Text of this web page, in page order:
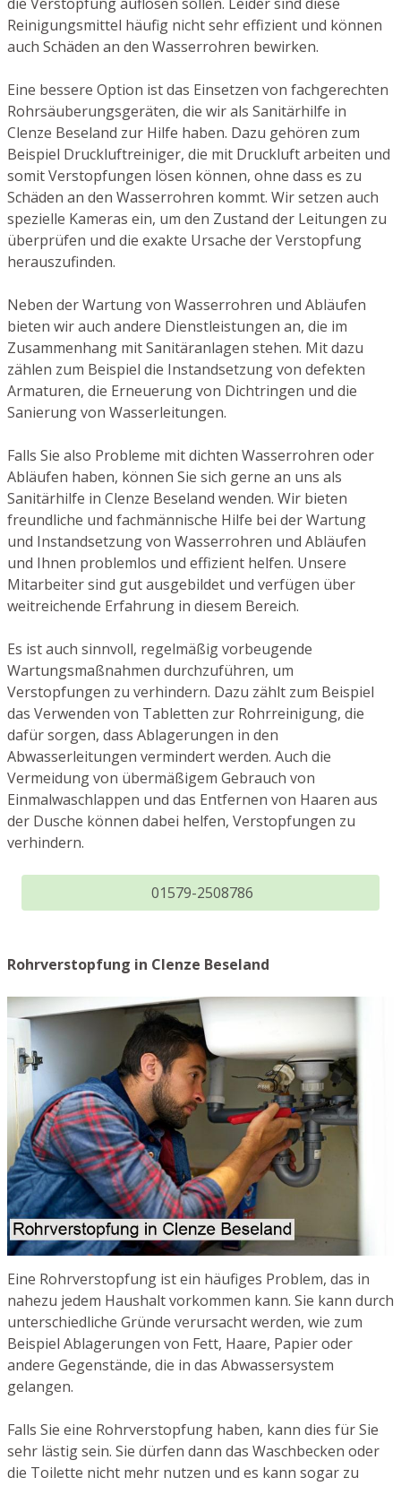
Reinigungsmittel häufig nicht sehr effizient und können
auch Schäden an den Wasserrohren bewirken.
Eine bessere Option ist das Einsetzen von fachgerechten
Rohrsäuberungsgeräten, die wir als Sanitärhilfe in
Clenze Beseland zur Hilfe haben. Dazu gehören zum
Beispiel Druckluftreiniger, die mit Druckluft arbeiten und
somit Verstopfungen lösen können, ohne dass es zu
Schäden an den Wasserrohren kommt. Wir setzen auch
spezielle Kameras ein, um den Zustand der Leitungen zu
überprüfen und die exakte Ursache der Verstopfung
herauszufinden.
Neben der Wartung von Wasserrohren und Abläufen
bieten wir auch andere Dienstleistungen an, die im
Zusammenhang mit Sanitäranlagen stehen. Mit dazu
zählen zum Beispiel die Instandsetzung von defekten
Armaturen, die Erneuerung von Dichtringen und die
Sanierung von Wasserleitungen.
Falls Sie also Probleme mit dichten Wasserrohren oder
Abläufen haben, können Sie sich gerne an uns als
Sanitärhilfe in Clenze Beseland wenden. Wir bieten
freundliche und fachmännische Hilfe bei der Wartung
und Instandsetzung von Wasserrohren und Abläufen
und Ihnen problemlos und effizient helfen. Unsere
Mitarbeiter sind gut ausgebildet und verfügen über
weitreichende Erfahrung in diesem Bereich.
Es ist auch sinnvoll, regelmäßig vorbeugende
Wartungsmaßnahmen durchzuführen, um
Verstopfungen zu verhindern. Dazu zählt zum Beispiel
das Verwenden von Tabletten zur Rohrreinigung, die
dafür sorgen, dass Ablagerungen in den
Abwasserleitungen vermindert werden. Auch die
Vermeidung von übermäßigem Gebrauch von
Einmalwaschlappen und das Entfernen von Haaren aus
der Dusche können dabei helfen, Verstopfungen zu
verhindern.
01579-2508786
Rohrverstopfung in Clenze Beseland
Eine Rohrverstopfung ist ein häufiges Problem, das in
nahezu jedem Haushalt vorkommen kann. Sie kann durch
unterschiedliche Gründe verursacht werden, wie zum
Beispiel Ablagerungen von Fett, Haare, Papier oder
andere Gegenstände, die in das Abwassersystem
gelangen.
Falls Sie eine Rohrverstopfung haben, kann dies für Sie
sehr lästig sein. Sie dürfen dann das Waschbecken oder
die Toilette nicht mehr nutzen und es kann sogar zu